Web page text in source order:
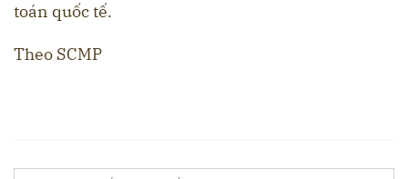
toán quốc tế.
Theo SCMP